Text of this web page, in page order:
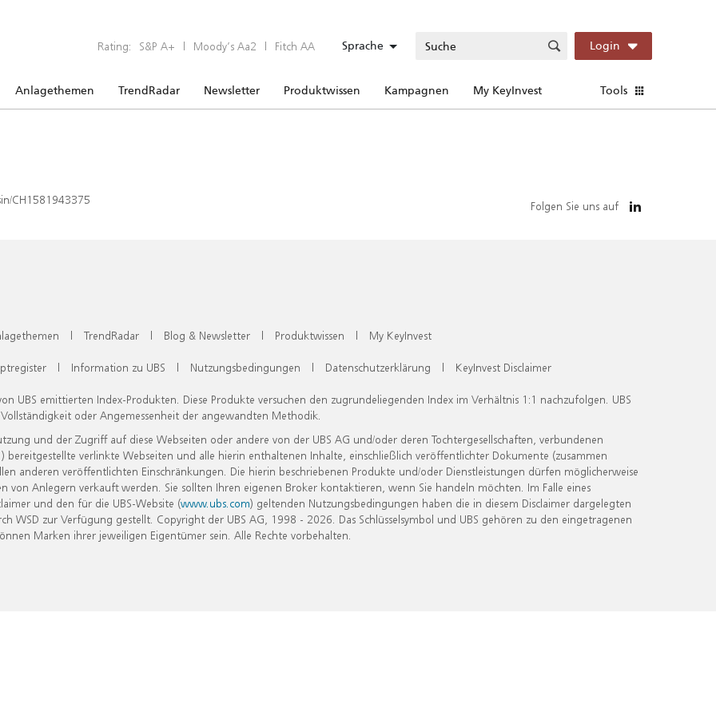
Rating: S&P A+ | Moody’s Aa2 | Fitch AA Sprache Login
Anlagethemen TrendRadar Newsletter Produktwissen Kampagnen My KeyInvest Tools
CH1581943375 Folgen Sie uns auf
| TrendRadar | Blog & Newsletter | Produktwissen | My KeyInvest
| Information zu UBS | Nutzungsbedingungen | Datenschutzerklärung | KeyInvest Disclaimer
UBS emittierten Index-Produkten. Diese Produkte versuchen den zugrundeliegenden Index im Verhältnis 1:1 nachzufolgen. UBS
oder Angemessenheit der angewandten Methodik.
und der Zugriff auf diese Webseiten oder andere von der UBS AG und/oder deren Tochtergesellschaften, verbundenen
verlinkte Webseiten und alle hierin enthaltenen Inhalte, einschließlich veröffentlichter Dokumente (zusammen
anderen veröffentlichten Einschränkungen. Die hierin beschriebenen Produkte und/oder Dienstleistungen dürfen möglicherweise
Anlegern verkauft werden. Sie sollten Ihren eigenen Broker kontaktieren, wenn Sie handeln möchten. Im Falle eines
und den für die UBS-Website (www.ubs.com) geltenden Nutzungsbedingungen haben die in diesem Disclaimer dargelegten
zur Verfügung gestellt. Copyright der UBS AG, 1998 - 2026. Das Schlüsselsymbol und UBS gehören zu den eingetragenen
Marken ihrer jeweiligen Eigentümer sein. Alle Rechte vorbehalten.